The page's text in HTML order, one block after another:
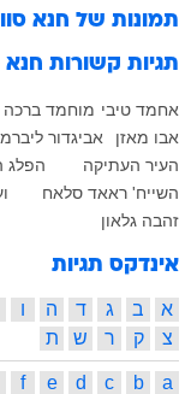
תמונות של חנא
תגיות קשורות חנא
אחמד טיבי מוחמד ברכה
אבו מאזן
אביגדור
העיר העתיקה
הפלג
השייח' ראאד סלאח
זהבה גלאון
אינדקס תגיות
א ב ג ד ה ו
צ
ק ר ש ת
a
b
c
d
e
f